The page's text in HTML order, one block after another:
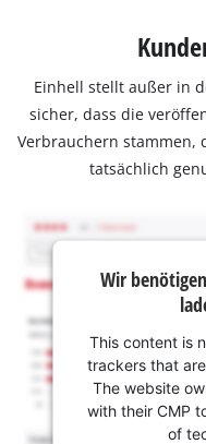
Einhell stellt außer in
sicher, dass die
Verbrauchern stammen,
tatsächlich
Wir
This content is
trackers that
The website
with their CMP
of